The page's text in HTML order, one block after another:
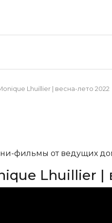
Lhuillier | весна-лето 2022
фильмы от ведущих
Lhuillier |